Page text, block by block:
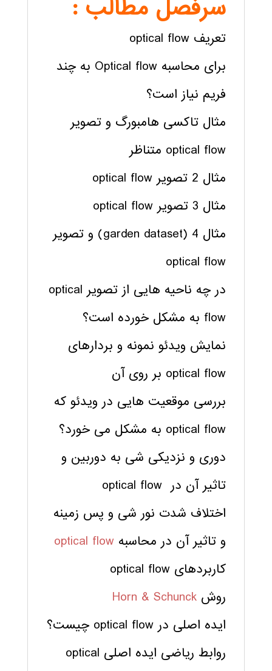
سرفصل مطالب :
تعریف optical flow
برای محاسبه Optical flow به چند
فریم نیاز است؟
مثال تاکسی هامبورگ و تصویر
optical flow متناظر
مثال 2 تصویر optical flow
مثال 3 تصویر optical flow
مثال 4 (garden dataset) و تصویر
optical flow
در چه ناحیه هایی از تصویر optical
flow به مشکل خورده است؟
نمایش ویدئو نمونه و بردارهای
optical flow بر روی آن
بررسی موقعیت هایی در ویدئو که
optical flow به مشکل می خورد؟
دوری و نزدیکی شی به دوربین و
تاثیر آن در optical flow
اختلاف شدت نور شی و پس زمینه
و تاثیر آن در محاسبه optical flow
کاربردهای optical flow
روش
ایده اصلی در optical flow چیست؟
روابط ریاضی ایده اصلی optical